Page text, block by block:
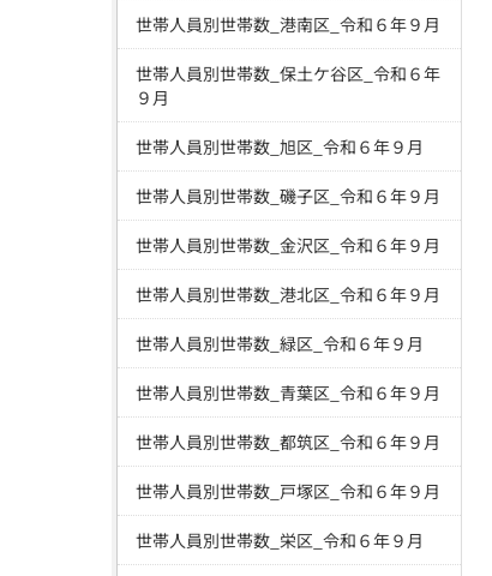
世帯人員別世帯数_港南区_令和６年９月
世帯人員別世帯数_保土ケ谷区_令和６年
９月
世帯人員別世帯数_旭区_令和６年９月
世帯人員別世帯数_磯子区_令和６年９月
世帯人員別世帯数_金沢区_令和６年９月
世帯人員別世帯数_港北区_令和６年９月
世帯人員別世帯数_緑区_令和６年９月
世帯人員別世帯数_青葉区_令和６年９月
世帯人員別世帯数_都筑区_令和６年９月
世帯人員別世帯数_戸塚区_令和６年９月
世帯人員別世帯数_栄区_令和６年９月